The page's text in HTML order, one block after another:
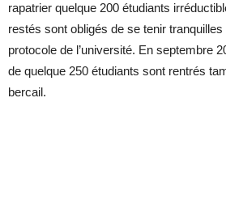
rapatrier quelque 200 étudiants
restés sont obligés de se tenir
protocole de l’université. En septembre
de quelque 250 étudiants sont rentrés
bercail.